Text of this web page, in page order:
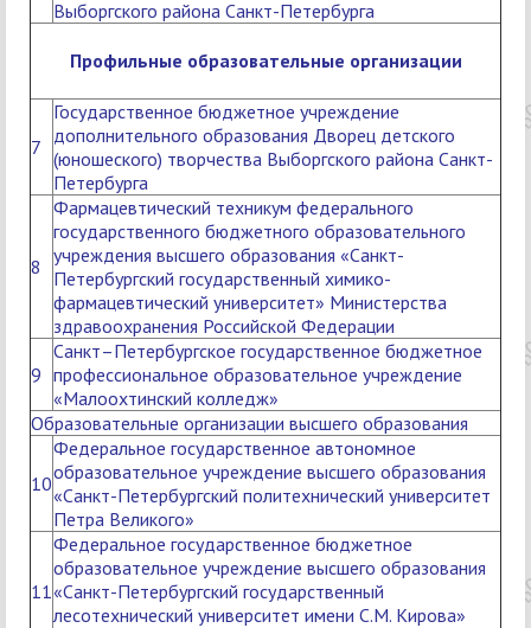
Выборгского района Санкт-Петербурга
Профильные образовательные организации
7
Государственное бюджетное учреждение
дополнительного образования Дворец детского
(юношеского) творчества Выборгского района Санкт-
Петербурга
8
Фармацевтический техникум федерального
государственного бюджетного образовательного
учреждения высшего образования «Санкт-
Петербургский государственный химико-
фармацевтический университет» Министерства
здравоохранения Российской Федерации
9
Санкт–Петербургское государственное бюджетное
профессиональное образовательное учреждение
«Малоохтинский колледж»
Образовательные организации высшего образования
10
Федеральное государственное автономное
образовательное учреждение высшего образования
«Санкт-Петербургский политехнический университет
Петра Великого»
11
Федеральное государственное бюджетное
образовательное учреждение высшего образования
«Санкт-Петербургский государственный
лесотехнический университет имени С.М. Кирова»